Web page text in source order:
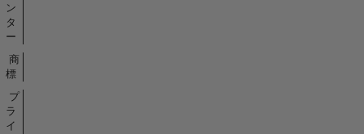
ン
タ
ー
商
標
プ
ラ
イ